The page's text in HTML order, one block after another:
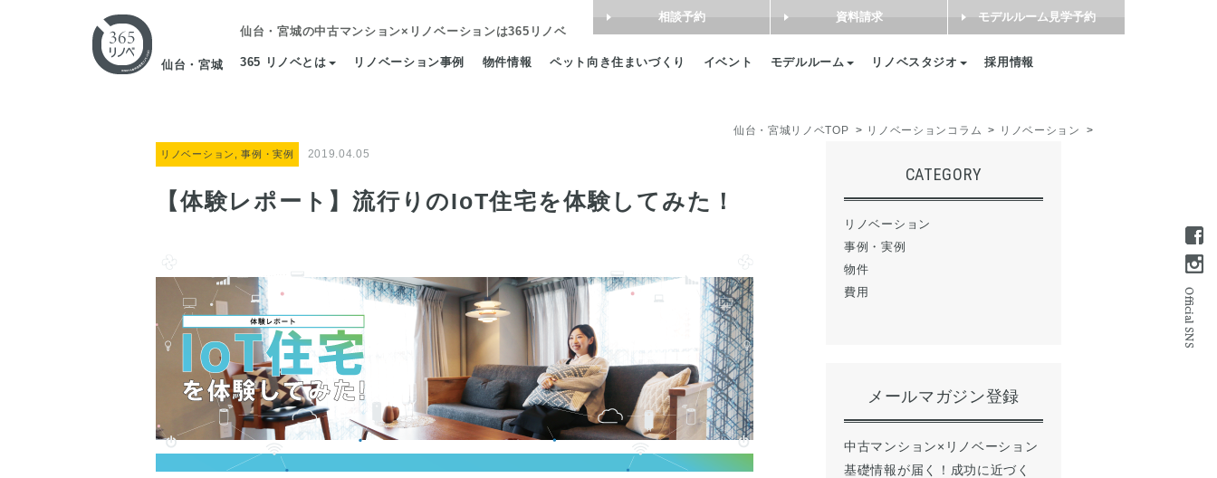
仙台・宮城
仙台・宮城の中古マンション×リノベーションは365リノベ
365 リノベとは リノベーション事例 物件情報 ペット向き住まいづくり イベント モデルルーム リノベスタジオ 採用情報
相談予約 資料請求 モデルルーム見学予約
仙台・宮城リノベTOP リノベーションコラム リノベーション
リノベーション, 事例・実例 2019.04.05
【体験レポート】流行りのIoT住宅を体験してみた！
CATEGORY
リノベーション
事例・実例
物件
費用
メールマガジン登録
中古マンション×リノベーション
基礎情報が届く！成功に近づく